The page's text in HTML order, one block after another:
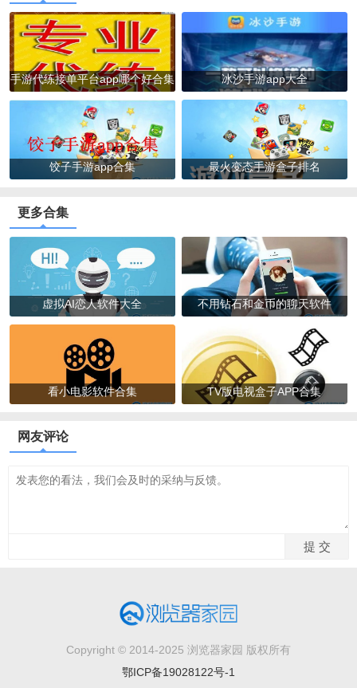
手游代练接单平台app哪个好合集 冰沙手游app大全
饺子手游app合集 最火变态手游盒子排名
更多合集
虚拟AI恋人软件大全 不用钻石和金币的聊天软件
看小电影软件合集 TV版电视盒子APP合集
网友评论
Copyright © 2014-2025 浏览器家园 版权所有
鄂ICP备19028122号-1